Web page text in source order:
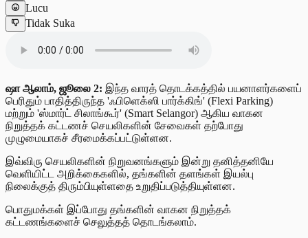
Lucu
Tidak Suka
ஷா ஆலாம், ஜூலை 2: இந்த வாரத் தொடக்கத்தில் பயனாளர்களைப்
பெரிதும் பாதித்திருந்த 'ஃபிளெக்ஸி பார்க்கிங்' (Flexi Parking)
மற்றும் 'ஸ்மார்ட் சிலாங்கூர்' (Smart Selangor) ஆகிய வாகன
நிறுத்தக் கட்டணச் செயலிகளின் சேவைகள் தற்போது
முழுமையாகச் சீரமைக்கப்பட்டுள்ளன.
இவ்விரு செயலிகளின் நிறுவனங்களும் இன்று தனித்தனியே
வெளியிட்ட அறிக்கைகளில், தங்களின் தளங்கள் இயல்பு
நிலைக்குத் திரும்பியுள்ளதை உறுதிப்படுத்தியுள்ளன.
பொதுமக்கள் இப்போது தங்களின் வாகன நிறுத்தக்
கட்டணங்களைச் செலுத்தத் தொடங்கலாம்.